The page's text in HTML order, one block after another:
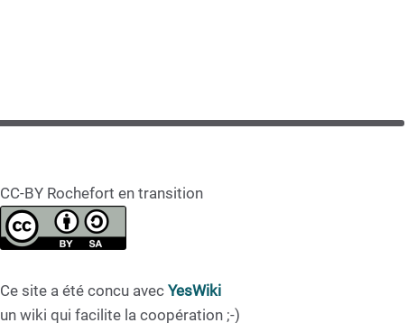
CC-BY Rochefort en transition
Ce site a été concu avec YesWiki
un wiki qui facilite la coopération ;-)